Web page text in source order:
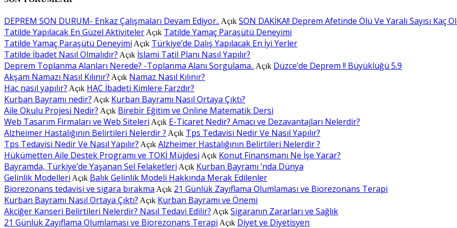
DEPREM SON DURUM- Enkaz Çalışmaları Devam Ediyor.. Açık SON DAKİKA!! Deprem Afetinde Ölü Ve Yaralı Sayısı Kaç
Tatilde Yapılacak En Güzel Aktiviteler Açık Tatilde Yamaç Paraşütü Deneyimi
Tatilde Yamaç Paraşütü Deneyimi Açık Türkiye’de Dalış Yapılacak En İyi Yerler
Tatilde İbadet Nasıl Olmalıdır? Açık İslami Tatil Planı Nasıl Yapılır?
Deprem Toplanma Alanları Nerede? -Toplanma Alanı Sorgulama.. Açık Düzce’de Deprem !! Büyüklüğü 5.9
Akşam Namazı Nasıl Kılınır? Açık Namaz Nasıl Kılınır?
Hac nasıl yapılır? Açık HAC İbadeti Kimlere Farzdır?
Kurban Bayramı nedir? Açık Kurban Bayramı Nasıl Ortaya Çıktı?
Aile Okulu Projesi Nedir? Açık Birebir Eğitim ve Online Matematik Dersi
Web Tasarım Firmaları ve Web Siteleri Açık E-Ticaret Nedir? Amacı ve Dezavantajları Nelerdir?
Alzheimer Hastalığının Belirtileri Nelerdir ? Açık Tps Tedavisi Nedir Ve Nasıl Yapılır?
Tps Tedavisi Nedir Ve Nasıl Yapılır? Açık Alzheimer Hastalığının Belirtileri Nelerdir ?
Hükümetten Aile Destek Programı ve TOKİ Müjdesi Açık Konut Finansmanı Ne İşe Yarar?
Bayramda, Türkiye’de Yaşanan Sel Felaketleri Açık Kurban Bayramı ’nda Dünya
Gelinlik Modelleri Açık Balık Gelinlik Modeli Hakkında Merak Edilenler
Biorezonans tedavisi ve sigara bırakma Açık 21 Günlük Zayıflama Olumlaması ve Biorezonans Terapi
Kurban Bayramı Nasıl Ortaya Çıktı? Açık Kurban Bayramı ve Önemi
Akciğer Kanseri Belirtileri Nelerdir? Nasıl Tedavi Edilir? Açık Sigaranın Zararları ve Sağlık
21 Günlük Zayıflama Olumlaması ve Biorezonans Terapi Açık Diyet ve Diyetisyen